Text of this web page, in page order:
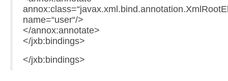
name=“user“/>
</annox:annotate>
</jxb:bindings>
</jxb:bindings>